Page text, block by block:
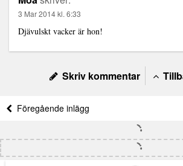
3 Mar 2014 kl. 6:33
Djävulskt vacker är hon!
Skriv kommentar
Föregående inlägg